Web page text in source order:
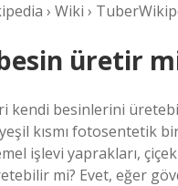
› Wiki ›
üretir
kendi besinlerini
kısmı fotosentetik
işlevi yaprakları,
mi? Evet, eğer